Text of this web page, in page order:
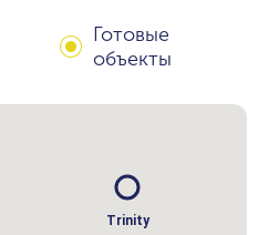
Готовые
объекты
Trinity